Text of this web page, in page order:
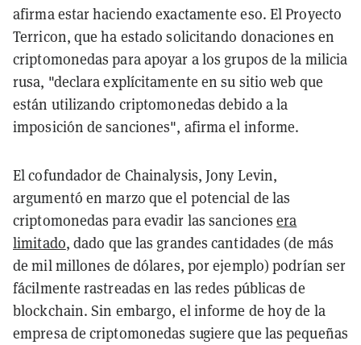
afirma estar haciendo exactamente eso. El Proyecto
Terricon, que ha estado solicitando donaciones en
criptomonedas para apoyar a los grupos de la milicia
rusa, "declara explícitamente en su sitio web que
están utilizando criptomonedas debido a la
imposición de sanciones", afirma el informe.
El cofundador de Chainalysis, Jony Levin,
argumentó en marzo que el potencial de las
criptomonedas para evadir las sancionesera
limitado, dado que las grandes cantidades (de más
de mil millones de dólares, por ejemplo) podrían ser
fácilmente rastreadas en las redes públicas de
blockchain. Sin embargo, el informe de hoy de la
empresa de criptomonedas sugiere que las pequeñas